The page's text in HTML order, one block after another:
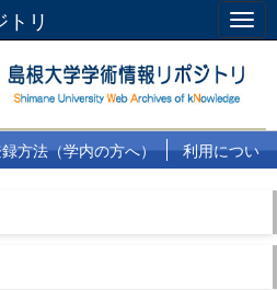
リ
方法（学内の方へ）
利用につい